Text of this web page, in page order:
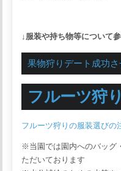
↓服装や持ち物等について
果物狩りデート成功
フルーツ狩
フルーツ狩りの服装選びの
※当園では園内へのバッグ
ただいております